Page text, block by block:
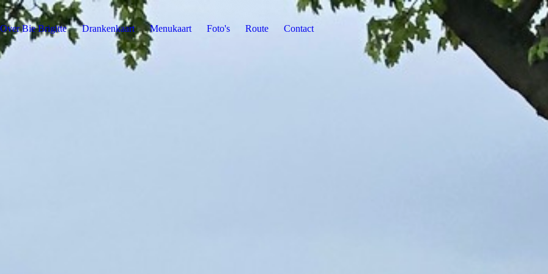
Over Bie Brigitte Drankenkaart Menukaart Foto's Route Contact